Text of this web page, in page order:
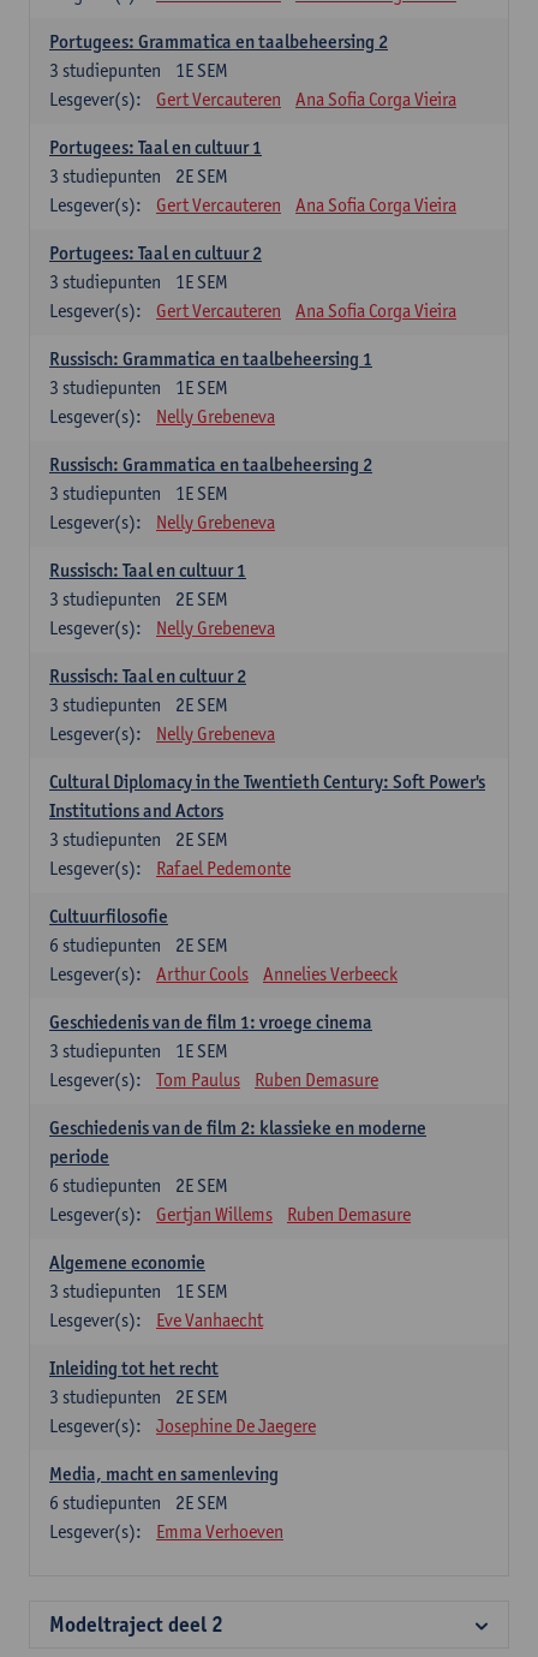
Portugees: Grammatica en taalbeheersing 2
1E SEM
3 studiepunten
Lesgever(s):
Gert Vercauteren Ana Sofia Corga Vieira
Portugees: Taal en cultuur 1
2E SEM
3 studiepunten
Lesgever(s):
Gert Vercauteren Ana Sofia Corga Vieira
Portugees: Taal en cultuur 2
1E SEM
3 studiepunten
Lesgever(s):
Gert Vercauteren Ana Sofia Corga Vieira
Russisch: Grammatica en taalbeheersing 1
1E SEM
3 studiepunten
Lesgever(s):
Nelly Grebeneva
Russisch: Grammatica en taalbeheersing 2
1E SEM
3 studiepunten
Lesgever(s):
Nelly Grebeneva
Russisch: Taal en cultuur 1
2E SEM
3 studiepunten
Lesgever(s):
Nelly Grebeneva
Russisch: Taal en cultuur 2
2E SEM
3 studiepunten
Lesgever(s):
Nelly Grebeneva
Cultural Diplomacy in the Twentieth Century: Soft Power's
Institutions and Actors
2E SEM
3 studiepunten
Lesgever(s):
Rafael Pedemonte
Cultuurfilosofie
2E SEM
6 studiepunten
Lesgever(s):
Arthur Cools Annelies Verbeeck
Geschiedenis van de film 1: vroege cinema
1E SEM
3 studiepunten
Lesgever(s):
Tom Paulus Ruben Demasure
Geschiedenis van de film 2: klassieke en moderne
periode
2E SEM
6 studiepunten
Lesgever(s):
Gertjan Willems Ruben Demasure
Algemene economie
1E SEM
3 studiepunten
Lesgever(s):
Eve Vanhaecht
Inleiding tot het recht
2E SEM
3 studiepunten
Lesgever(s):
Josephine De Jaegere
Media, macht en samenleving
2E SEM
6 studiepunten
Lesgever(s):
Emma Verhoeven
Modeltraject deel 2